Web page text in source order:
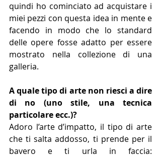
quindi ho cominciato ad acquistare i
miei pezzi con questa idea in mente e
facendo in modo che lo standard
delle opere fosse adatto per essere
mostrato nella collezione di una
galleria.
A quale tipo di arte non riesci a dire
di no (uno stile, una tecnica
particolare ecc.)?
Adoro l’arte d’impatto, il tipo di arte
che ti salta addosso, ti prende per il
bavero e ti urla in faccia: